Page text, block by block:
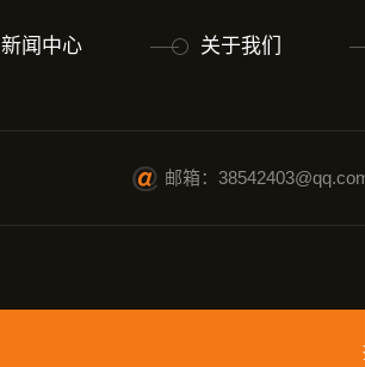
新闻中心 关于我们
邮箱：